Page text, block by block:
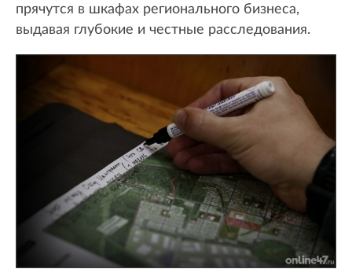
прячутся в шкафах регионального бизнеса,
выдавая глубокие и честные расследования.